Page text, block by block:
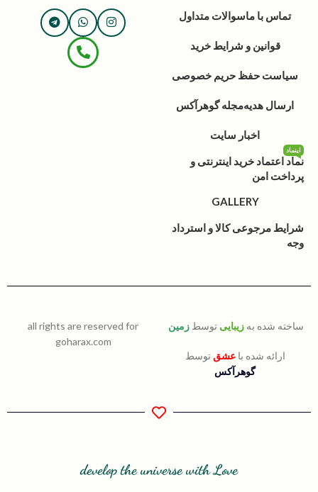
تماس با ماسوالات متداول
قوانین و شرایط خرید
سیاست حفظ حریم خصوصی
ارسال هدیهمجله گوهرآکس
اخبار سایت
نماد اعتماد خرید اینترنتی و
پرداخت امن
اینماد
GALLERY
شرایط مرجوعی کالا و استرداد
وجه
ساخته شده به زیبایی توسط زمین
ارائه شده باعشق توسط
گوهرآکس
all rights are reserved for
goharax.com
develop the universe with Love